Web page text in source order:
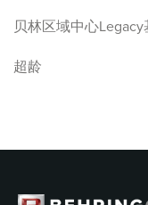
贝林区域中心Legacy
超龄